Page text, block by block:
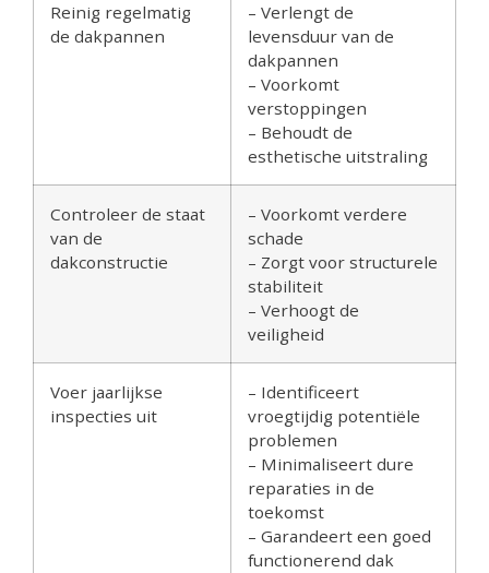
Reinig regelmatig
de dakpannen
– Verlengt de
levensduur van de
dakpannen
– Voorkomt
verstoppingen
– Behoudt de
esthetische uitstraling
Controleer de staat
van de
dakconstructie
– Voorkomt verdere
schade
– Zorgt voor structurele
stabiliteit
– Verhoogt de
veiligheid
Voer jaarlijkse
inspecties uit
– Identificeert
vroegtijdig potentiële
problemen
– Minimaliseert dure
reparaties in de
toekomst
– Garandeert een goed
functionerend dak